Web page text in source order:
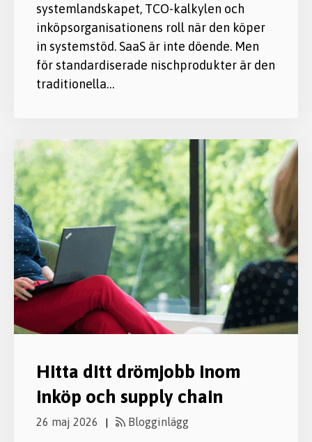
systemlandskapet, TCO-kalkylen och
inköpsorganisationens roll när den köper
in systemstöd. SaaS är inte döende. Men
för standardiserade nischprodukter är den
traditionella…
Hitta ditt drömjobb inom
inköp och supply chain
26 maj 2026 | Blogginlägg